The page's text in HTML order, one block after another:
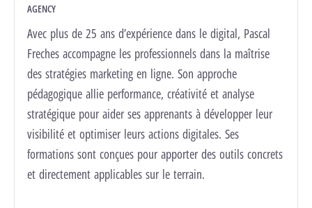
AGENCY
Avec plus de 25 ans d’expérience dans le digital, Pascal
Freches accompagne les professionnels dans la maîtrise
des stratégies marketing en ligne. Son approche
pédagogique allie performance, créativité et analyse
stratégique pour aider ses apprenants à développer leur
visibilité et optimiser leurs actions digitales. Ses
formations sont conçues pour apporter des outils concrets
et directement applicables sur le terrain.